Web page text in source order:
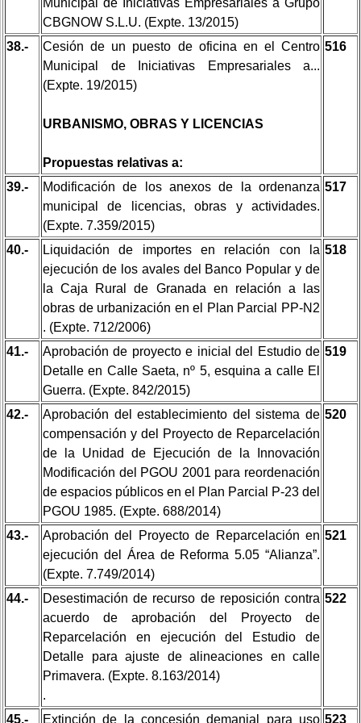
CBGNOW S.L.U. (Expte. 13/2015)
38.-
Cesión de un puesto de oficina en el Centro
Municipal de Iniciativas Empresariales a...
(Expte. 19/2015)
URBANISMO, OBRAS Y LICENCIAS
Propuestas relativas a:
516
39.-
Modificación de los anexos de la ordenanza
municipal de licencias, obras y actividades.
(Expte. 7.359/2015)
517
40.-
Liquidación de importes en relación con la
ejecución de los avales del Banco Popular y de
la Caja Rural de Granada en relación a las
obras de urbanización en el Plan Parcial PP-N2
. (Expte. 712/2006)
518
41.-
Aprobación de proyecto e inicial del Estudio de
Detalle en Calle Saeta, nº 5, esquina a calle El
Guerra. (Expte. 842/2015)
519
42.-
Aprobación del establecimiento del sistema de
compensación y del Proyecto de Reparcelación
de la Unidad de Ejecución de la Innovación
Modificación del PGOU 2001 para reordenación
de espacios públicos en el Plan Parcial P-23 del
PGOU 1985. (Expte. 688/2014)
520
43.-
Aprobación del Proyecto de Reparcelación en
ejecución del Área de Reforma 5.05 “Alianza”.
(Expte. 7.749/2014)
521
44.-
Desestimación de recurso de reposición contra
acuerdo de aprobación del Proyecto de
Reparcelación en ejecución del Estudio de
Detalle para ajuste de alineaciones en calle
Primavera. (Expte. 8.163/2014)
.
522
45.- Extinción de la concesión demanial para uso 523